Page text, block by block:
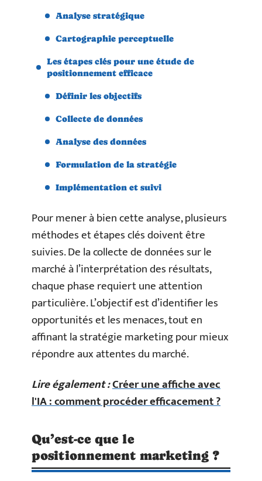
Analyse stratégique
Cartographie perceptuelle
Les étapes clés pour une étude de
positionnement efficace
Définir les objectifs
Collecte de données
Analyse des données
Formulation de la stratégie
Implémentation et suivi
Pour mener à bien cette analyse, plusieurs
méthodes et étapes clés doivent être
suivies. De la collecte de données sur le
marché à l’interprétation des résultats,
chaque phase requiert une attention
particulière. L’objectif est d’identifier les
opportunités et les menaces, tout en
affinant la stratégie marketing pour mieux
répondre aux attentes du marché.
Lire également :Créer une affiche avec
l'IA : comment procéder efficacement ?
Qu’est-ce que le
positionnement marketing ?